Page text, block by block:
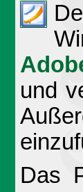
und
Das